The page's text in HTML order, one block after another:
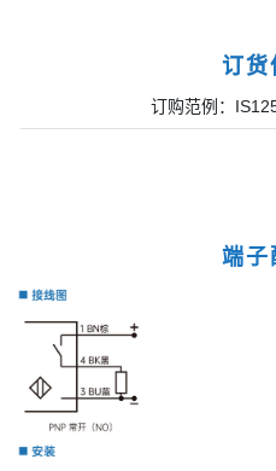
订货
订购范例：
端子